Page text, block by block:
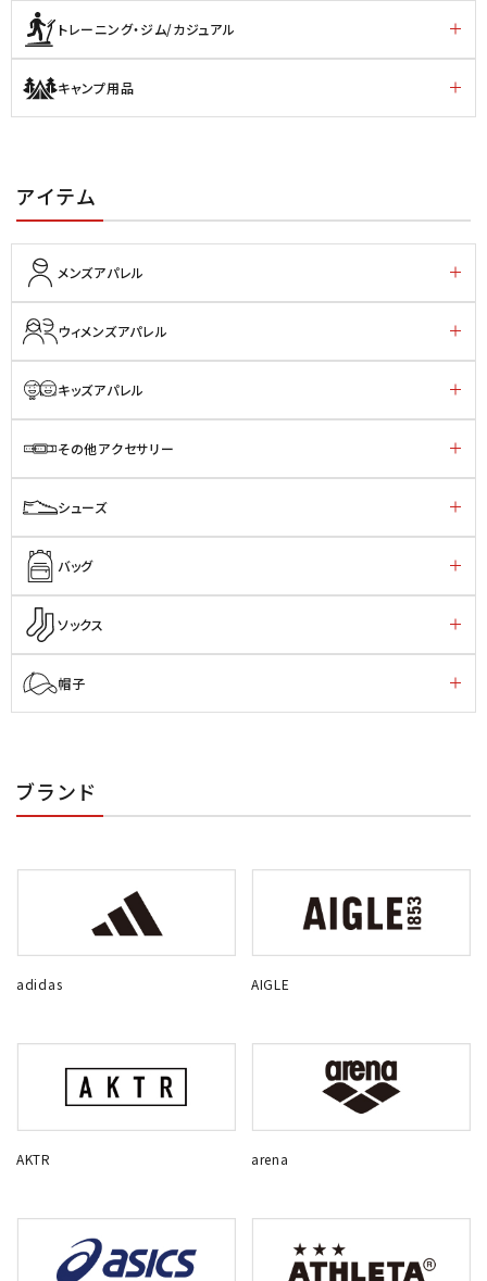
トレーニング・ジム/カジュアル
キャンプ用品
アイテム
メンズアパレル
ウィメンズアパレル
キッズアパレル
その他アクセサリー
シューズ
バッグ
ソックス
帽子
ブランド
adidas AIGLE
AKTR arena